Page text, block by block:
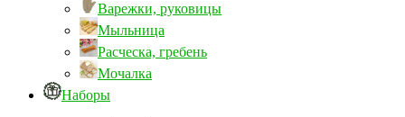
Варежки, руковицы
Мыльница
Расческа, гребень
Мочалка
Наборы